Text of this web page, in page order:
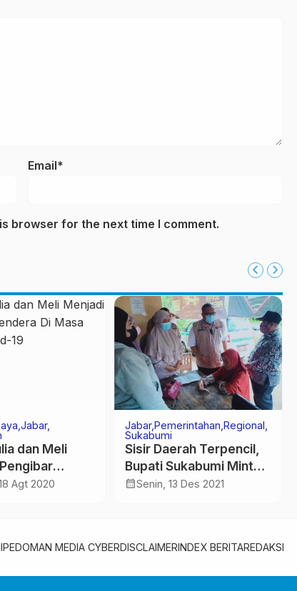
Email*
browser for the next time I comment.
Jabar
dan Meli
Masa
Agt 2020
Jabar Pemerintahan Regional
Sukabumi
Sisir Daerah Terpencil,
Bupati Sukabumi Minta
Komunitas Offroad
calendar_monthSenin, 13 Des 2021
PEDOMAN MEDIA CYBERDISCLAIMERINDEX BERITAREDAKSI